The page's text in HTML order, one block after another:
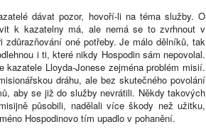
dávat pozor, hovoří-li na téma služby. O
k kazatelny má, ale nemá se to zvrhnout v
oné potřeby. Je málo dělníků, tak
i ti, které nikdy Hospodin sám nepovolal.
Lloyda-Jonese zejména problém misií.
dráhu, ale bez skutečného povolání
aby se již do služby nevrátili. Někdy takových
působili, nadělali více škody než užitku,
Hospodinovo tím upadlo v pohanění.